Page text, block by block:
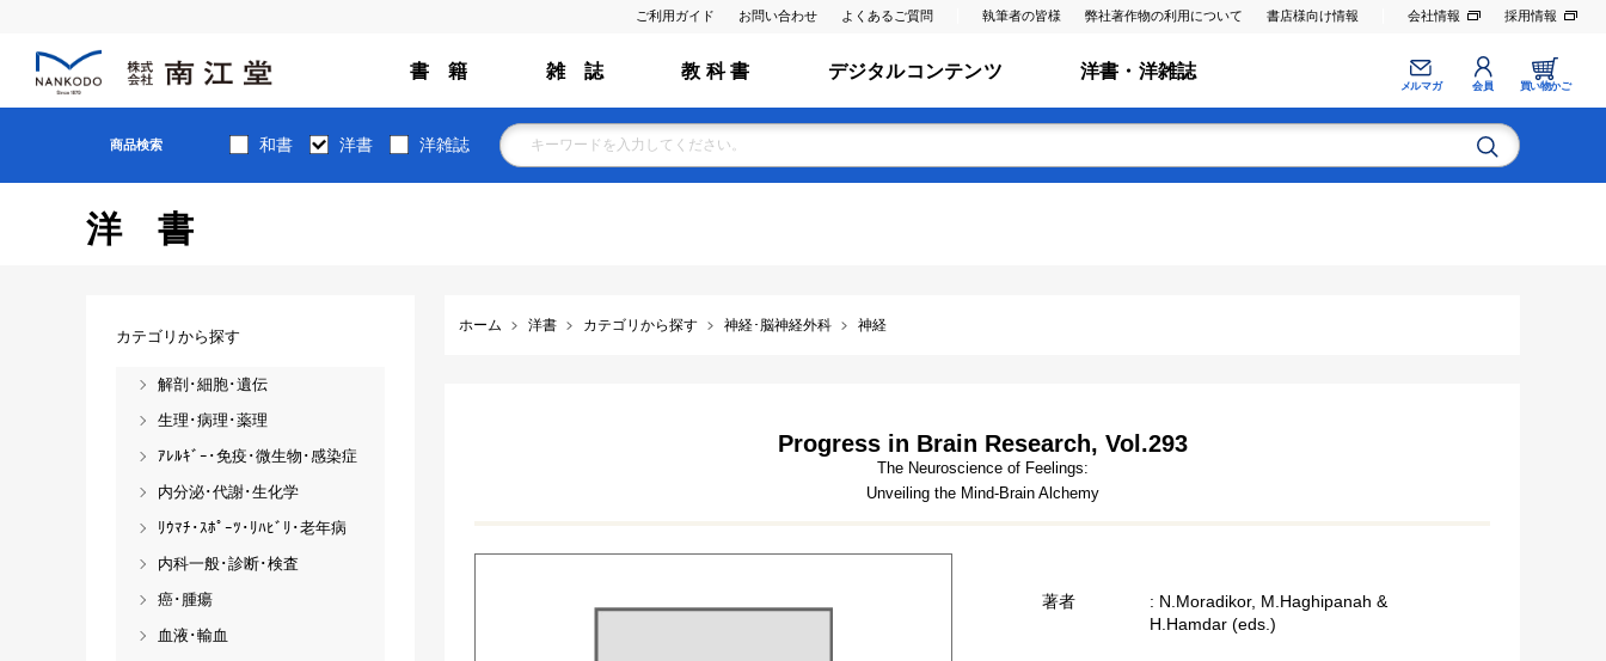
ご利用ガイド お問い合わせ よくあるご質問 執筆者の皆様 弊社著作物の利用について 書店様向け情報 会社情報 採用情報
書 籍 雑 誌 教 科 書 デジタルコンテンツ 洋書・洋雑誌
メルマガ 会員 買い物かご
商品検索 和書 洋書 洋雑誌
洋書
ホーム 洋書 カテゴリから探す 神経･脳神経外科 神経
Progress in Brain Research, Vol.293
The Neuroscience of Feelings:
Unveiling the Mind-Brain Alchemy
著者
: N.Moradikor, M.Haghipanah &
H.Hamdar (eds.)
カテゴリから探す
解剖･細胞･遺伝
生理･病理･薬理
ｱﾚﾙｷﾞｰ･免疫･微生物･感染症
内分泌･代謝･生化学
ﾘｳﾏﾁ･ｽﾎﾟｰﾂ･ﾘﾊﾋﾞﾘ･老年病
内科一般･診断･検査
癌･腫瘍
血液･輸血